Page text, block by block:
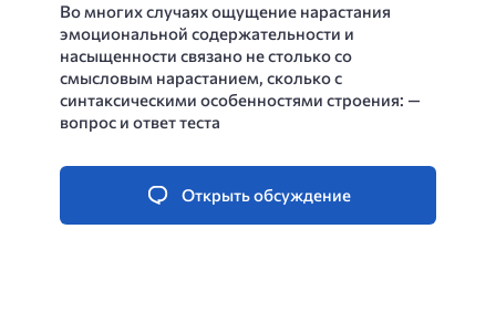
Во многих случаях ощущение нарастания
эмоциональной содержательности и
насыщенности связано не столько со
смысловым нарастанием, сколько с
синтаксическими особенностями строения: —
вопрос и ответ теста
Открыть обсуждение